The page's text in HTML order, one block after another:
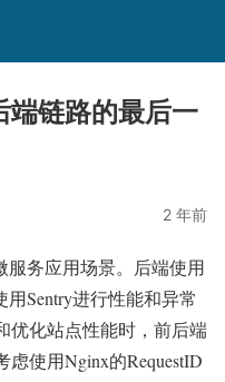
端链路的最后一
2 年前
服务应用场景。后端使用
Sentry进行性能和异常
优化站点性能时，前后端
使用Nginx的RequestID